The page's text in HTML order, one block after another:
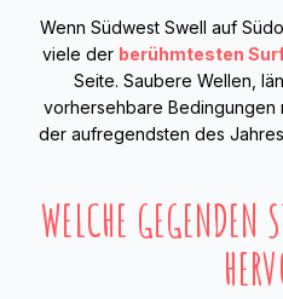
Wenn Südwest Swell auf
viele der berühmtesten
Seite. Saubere Wellen,
vorhersehbare Bedingungen
der aufregendsten des
WELCHE GEGENDEN